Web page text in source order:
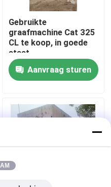
Gebruikte
graafmachine Cat 325
CL te koop, in goede
staat
Aanvraag sturen